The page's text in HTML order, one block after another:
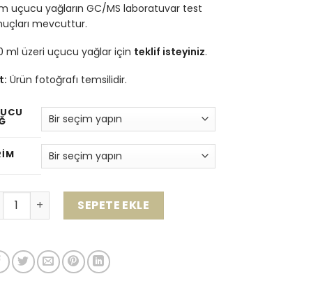
uçucu yağların GC/MS laboratuvar test
mevcuttur.
ml üzeri uçucu yağlar için teklif isteyiniz.
Ürün fotoğrafı temsilidir.
& Uçucu Yağlar adet
SEPETE EKLE